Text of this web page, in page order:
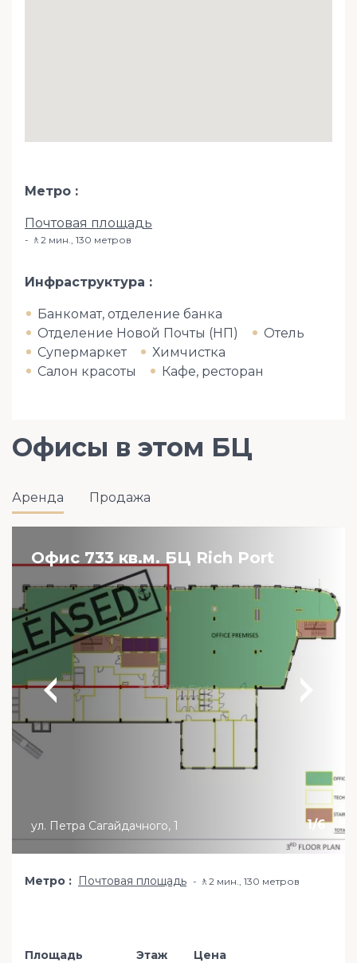
Метро
Почтовая площадь
🚶2 мин​., 130 метров
Инфраструктура
Банкомат, отделение банка
Отделение Новой Почты (НП)
Отель
Супермаркет
Химчистка
Салон красоты
Кафе, ресторан
Офисы в этом БЦ
Аренда Продажа
Офис 733 кв.м. БЦ Rich Port
1/6
ул. Петра Сагайдачного, 1
Метро Почтовая площадь 🚶2 мин​., 130 метров
Площадь Этаж Цена